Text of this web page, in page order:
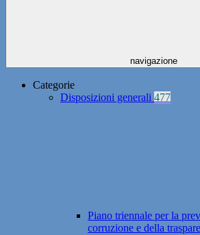
navigazione
Categorie
Disposizioni generali 477
Piano triennale per la
corruzione e della